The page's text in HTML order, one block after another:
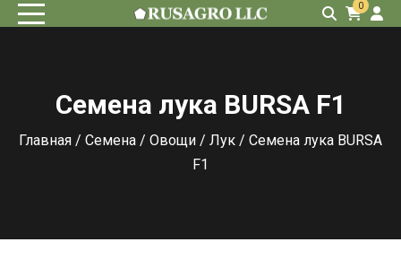
0
Семена лука BURSA F1
Главная / Семена / Овощи / Лук / Семена лука BURSA
F1